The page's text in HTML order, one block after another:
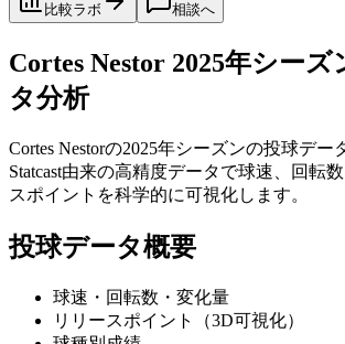
比較ラボ 相談へ
Cortes Nestor 2025年シーズ
タ分析
Cortes Nestorの2025年シーズンの投球デー
Statcast由来の高精度データで球速、回転
スポイントを科学的に可視化します。
投球データ概要
球速・回転数・変化量
リリースポイント（3D可視化）